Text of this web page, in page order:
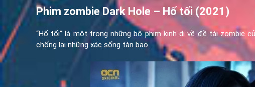
Phim zombie Dark Hole – Hố tối (2021)
“Hố tối” là một trong những bộ phim kinh dị về đề tài zombie
chống lại những xác sống tàn bạo.